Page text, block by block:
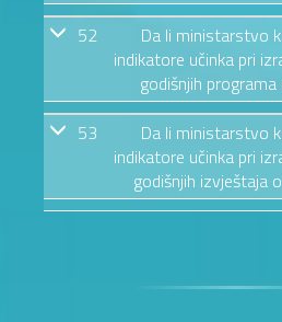
52
Da li ministarstvo
indikatore učinka pri
godišnjih programa
53
Da li ministarstvo
indikatore učinka pri
godišnjih izvještaja